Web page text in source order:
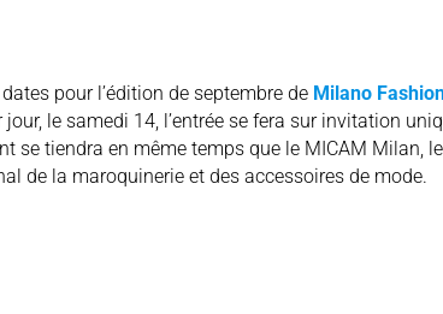
pour l’édition de septembre de Milano
jour, le samedi 14, l’entrée se fera sur invitation
se tiendra en même temps que le MICAM
de la maroquinerie et des accessoires de mode.